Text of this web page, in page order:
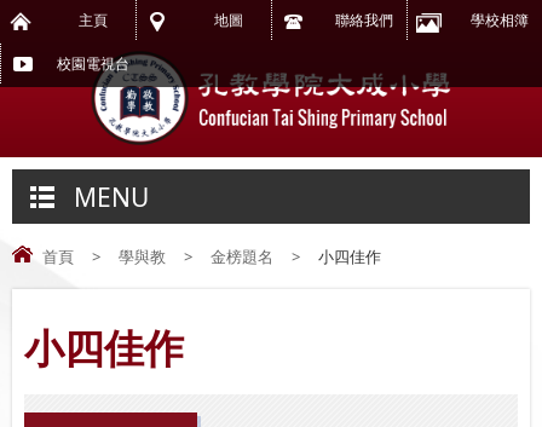
主頁 地圖 聯絡我們 學校相簿
校園電視台
MENU
首頁 > 學與教 > 金榜題名 > 小四佳作
小四佳作